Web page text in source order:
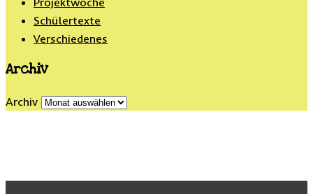
Schülertexte
Verschiedenes
Archiv
Archiv